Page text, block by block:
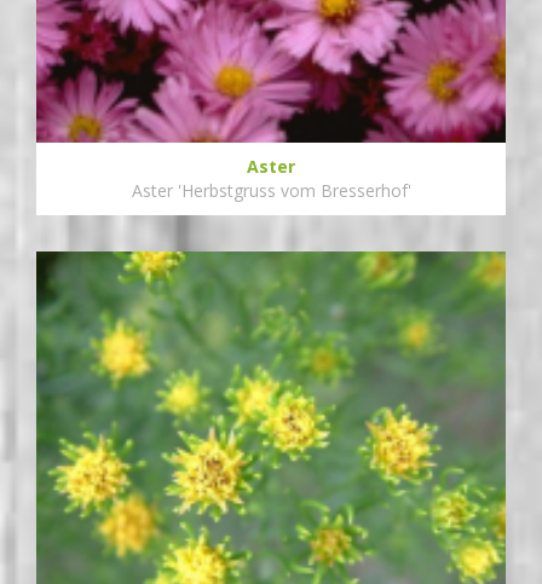
Aster
Aster 'Herbstgruss vom Bresserhof'